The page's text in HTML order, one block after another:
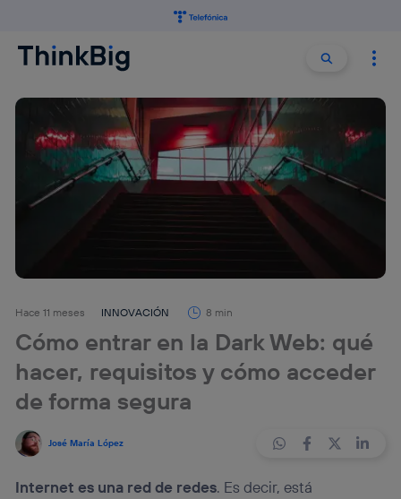
Buscar
Hace 11 meses INNOVACIÓN 8 min
Cómo entrar en la Dark Web: qué
hacer, requisitos y cómo acceder
de forma segura
José María López
Internet es una red de redes. Es decir, está